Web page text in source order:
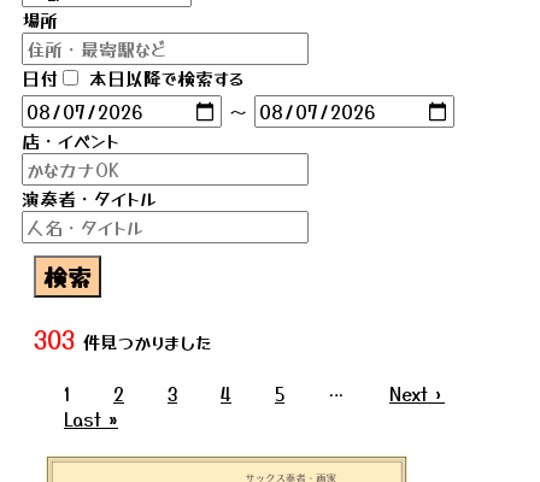
場所
日付
本日以降で検索する
～
店・イベント
演奏者・タイトル
303 件見つかりました
1 2 3 4 5 …
Next ›
Last »